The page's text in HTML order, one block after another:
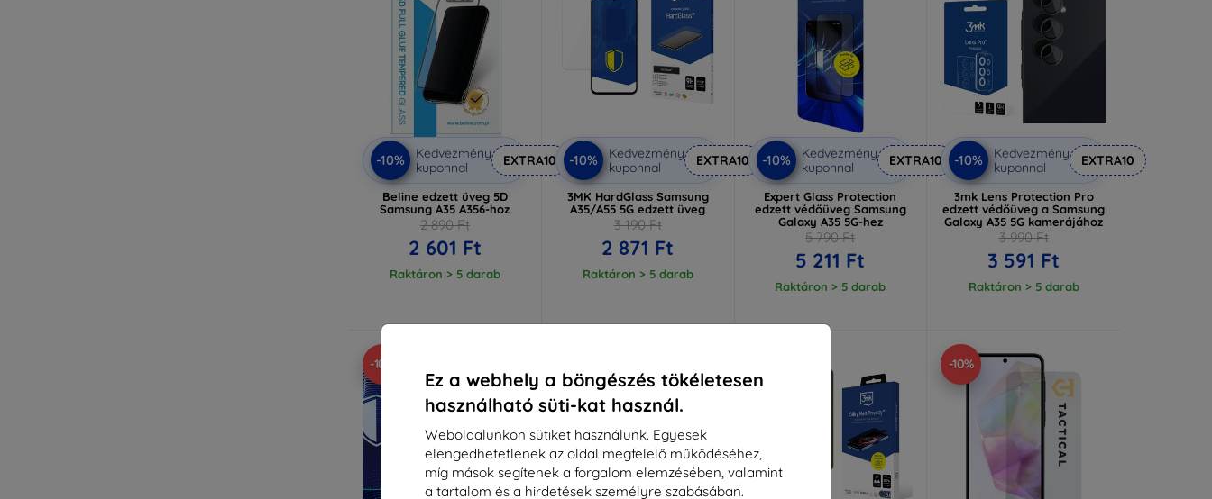
Ez a webhely a böngészés tökéletesen
használható süti-kat használ.
Weboldalunkon sütiket használunk. Egyesek
elengedhetetlenek az oldal megfelelő működéséhez,
míg mások segítenek a forgalom elemzésében, valamint
a tartalom és a hirdetések személyre szabásában.
-10%
Kedvezmény
kuponnal
EXTRA10
Beline edzett üveg 5D
Samsung A35 A356-hoz
2 890 Ft
2 601 Ft
Raktáron > 5 darab
-10%
Kedvezmény
kuponnal
EXTRA10
3MK HardGlass Samsung
A35/A55 5G edzett üveg
3 190 Ft
2 871 Ft
Raktáron > 5 darab
-10%
Kedvezmény
kuponnal
EXTRA10
Expert Glass Protection
edzett védőüveg Samsung
Galaxy A35 5G-hez
5 790 Ft
5 211 Ft
Raktáron > 5 darab
-10%
Kedvezmény
kuponnal
EXTRA10
3mk Lens Protection Pro
edzett védőüveg a Samsung
Galaxy A35 5G kamerájához
3 990 Ft
3 591 Ft
Raktáron > 5 darab
-10% -10%